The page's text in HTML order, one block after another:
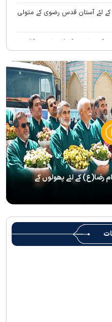
لئے آستان قدس رضوی کے متولی
کی تشریح کے لئے نشست کا
فاؤنڈیشن کی جانب سے
پر مشتمل کتاب منظرعام پر
احکامات پرعمل کرنے والی
رضوی بند نہيں ہوگا
رضوی کتابخانہ اور میوزیمز
کا انعقاد
زائرین کو کھانے اور رہائش
رضا(ع) کے لئے پھولوں کے